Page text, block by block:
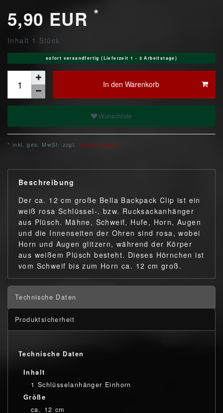
5,90 EUR *
Inhalt 1 Stück
sofort versandfertig (Lieferzeit 1 - 3 Arbeitstage)
In den Warenkorb
Wunschliste
* inkl. ges. MwSt. zzgl. Versandkosten
Beschreibung
Der ca. 12 cm große Bella Backpack Clip ist ein
weiß rosa Schlüssel-, bzw. Rucksackanhänger
aus Plüsch. Mähne, Schweif, Hufe, Horn, Augen
und die Innenseiten der Ohren sind rosa, wobei
Horn und Augen glitzern, während der Körper
aus weißem Plüsch besteht. Dieses Hörnchen ist
vom Schweif bis zum Horn ca. 12 cm groß.
Technische Daten
Produktsicherheit
Technische Daten
Inhalt
1 Schlüsselanhänger Einhorn
Größe
ca. 12 cm